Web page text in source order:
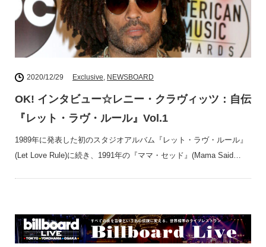
2020/12/29 Exclusive, NEWSBOARD
OK! インタビュー☆レニー・クラヴィッツ：自伝
『レット・ラヴ・ルール』Vol.1
1989年に発表した初のスタジオアルバム『レット・ラヴ・ルール』
(Let Love Rule)に続き、1991年の『ママ・セッド』(Mama Said…